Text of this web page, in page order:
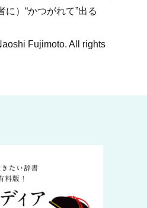
に）“かつがれて”出る
Fujimoto. All rights